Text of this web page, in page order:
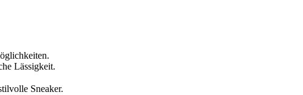
Lässigkeit.
Sneaker.